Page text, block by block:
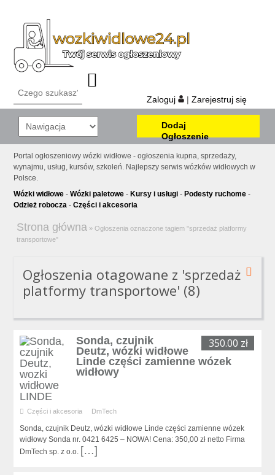
Zaloguj | Zarejestruj się
Dodaj
Ogłoszenie
Portal ogłoszeniowy wózki widłowe - ogłoszenia kupna, sprzedaży,
wynajmu, usług, kursów, szkoleń. Najlepszy serwis wózków widłowych w
Polsce.
Wózki widłowe -Wózki paletowe - Kursy i usługi - Podesty ruchome -
Odzież robocza -Części i akcesoria
Strona główna » Ogłoszenia oznaczone tagiem "sprzedaż platformy
transportowe"
Ogłoszenia otagowane z 'sprzedaż
platformy transportowe' (8)
350.00 zł
Sonda, czujnik
Deutz, wózki widłowe
Linde części zamienne wózek
widłowy
Części i akcesoria DmTech
Sonda, czujnik Deutz, wózki widłowe Linde części zamienne wózek
widłowy Sonda nr. 0421 6425 – NOWA! Cena: 350,00 zł netto Firma
DmTech sp. z o.o. […]